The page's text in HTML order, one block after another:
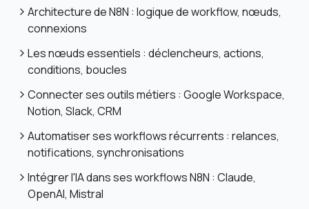
Architecture de N8N : logique de workflow, nœuds,
connexions
Les nœuds essentiels : déclencheurs, actions,
conditions, boucles
Connecter ses outils métiers : Google Workspace,
Notion, Slack, CRM
Automatiser ses workflows récurrents : relances,
notifications, synchronisations
Intégrer l'IA dans ses workflows N8N : Claude,
OpenAI, Mistral